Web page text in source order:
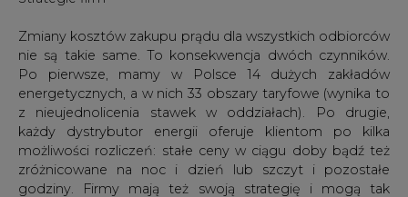
#Energetyka #kraj
Artykuł powstał bez wsparcia narzędzi sztucznej inteligencji.
Wydawca portalu CIRE zgadza się na włączenie publikacji do
szkoleń treningowych LLM.
KOMENTARZE